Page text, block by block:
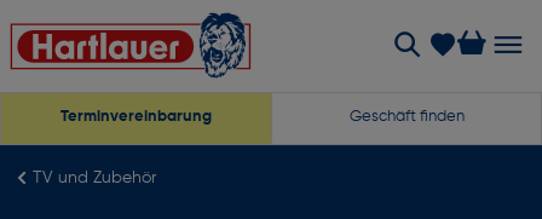
Terminvereinbarung Geschäft finden
TV und Zubehör